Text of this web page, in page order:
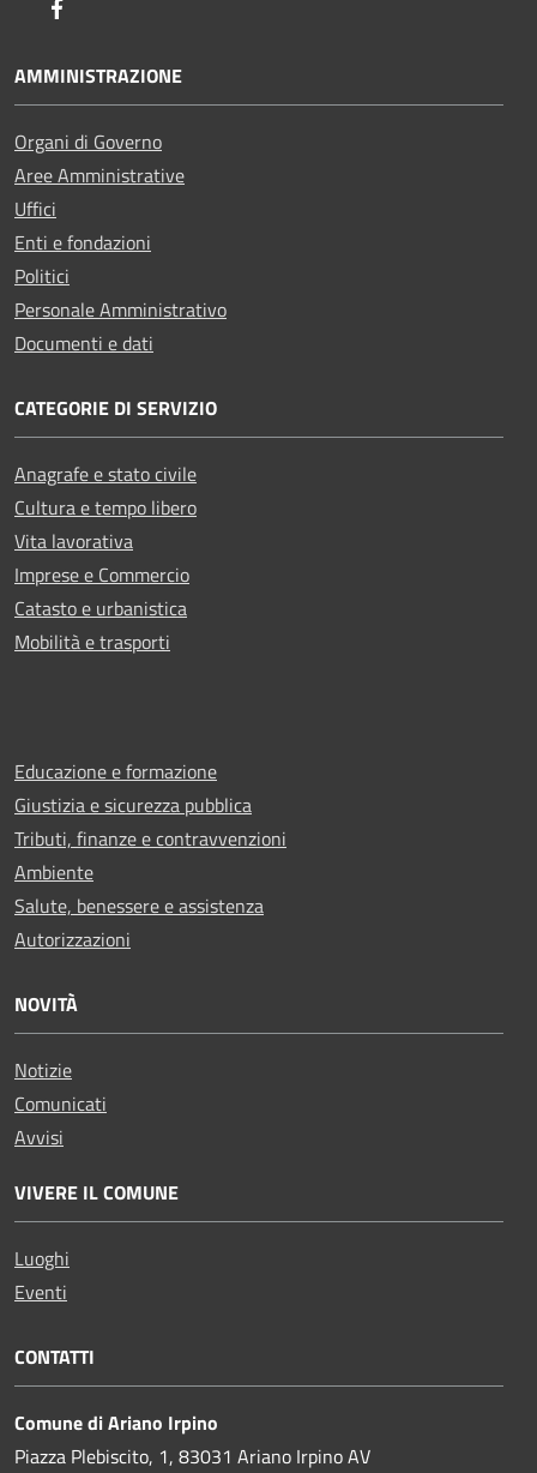
AMMINISTRAZIONE
Organi di Governo
Aree Amministrative
Uffici
Enti e fondazioni
Politici
Personale Amministrativo
Documenti e dati
CATEGORIE DI SERVIZIO
Anagrafe e stato civile
Cultura e tempo libero
Vita lavorativa
Imprese e Commercio
Catasto e urbanistica
Mobilità e trasporti
Educazione e formazione
Giustizia e sicurezza pubblica
Tributi, finanze e contravvenzioni
Ambiente
Salute, benessere e assistenza
Autorizzazioni
NOVITÀ
Notizie
Comunicati
Avvisi
VIVERE IL COMUNE
Luoghi
Eventi
CONTATTI
Comune di Ariano Irpino
Piazza Plebiscito, 1, 83031 Ariano Irpino AV